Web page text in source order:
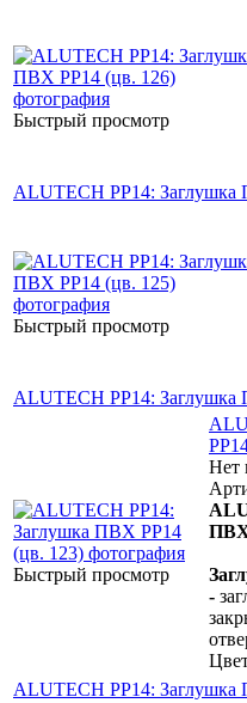
Быстрый просмотр
ALUTECH PP14:
Быстрый просмотр
ALUTECH PP14:
Быстрый просмотр
Нет
ПВХ
-
ALUTECH PP14: